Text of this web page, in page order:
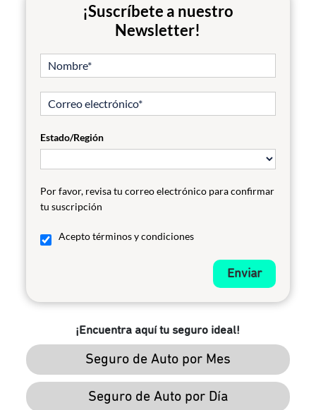
¡Suscríbete a nuestro
Newsletter!
Estado/Región
Por favor, revisa tu correo electrónico para confirmar
tu suscripción
Acepto términos y condiciones
Enviar
¡Encuentra aquí tu seguro ideal!
Seguro de Auto por Mes
Seguro de Auto por Día